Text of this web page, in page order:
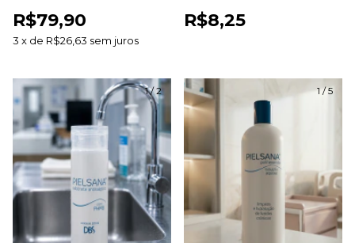
R$79,90
3 x de R$26,63 sem juros
R$8,25
1/2 1/5